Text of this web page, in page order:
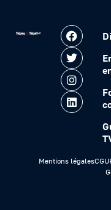
Mentions légalesCGU